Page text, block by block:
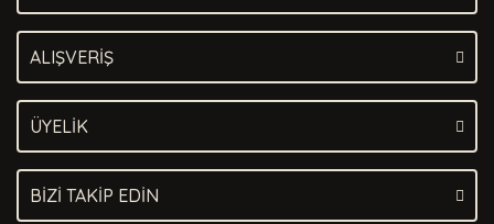
ALIŞVERİŞ
ÜYELİK
BİZİ TAKİP EDİN